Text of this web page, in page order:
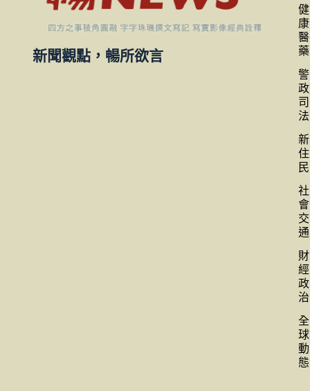
新聞觀點，暢所欲言
健
康
醫
藥
警
政
司
法
新
住
民
社
會
交
通
財
經
政
治
全
球
動
態